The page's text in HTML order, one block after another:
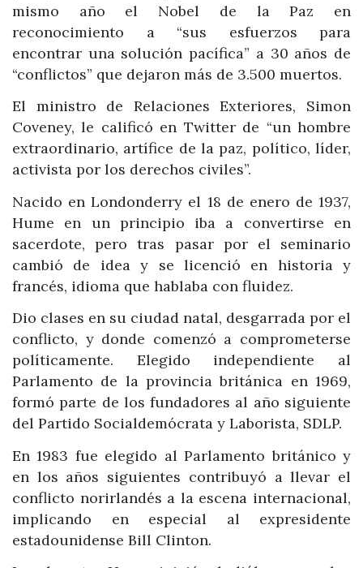
mismo año el Nobel de la Paz en
reconocimiento a “sus esfuerzos para
encontrar una solución pacífica” a 30 años de
“conflictos” que dejaron más de 3.500 muertos.
El ministro de Relaciones Exteriores, Simon
Coveney, le calificó en Twitter de “un hombre
extraordinario, artífice de la paz, político, líder,
activista por los derechos civiles”.
Nacido en Londonderry el 18 de enero de 1937,
Hume en un principio iba a convertirse en
sacerdote, pero tras pasar por el seminario
cambió de idea y se licenció en historia y
francés, idioma que hablaba con fluidez.
Dio clases en su ciudad natal, desgarrada por el
conflicto, y donde comenzó a comprometerse
políticamente. Elegido independiente al
Parlamento de la provincia británica en 1969,
formó parte de los fundadores al año siguiente
del Partido Socialdemócrata y Laborista, SDLP.
En 1983 fue elegido al Parlamento británico y
en los años siguientes contribuyó a llevar el
conflicto norirlandés a la escena internacional,
implicando en especial al expresidente
estadounidense Bill Clinton.